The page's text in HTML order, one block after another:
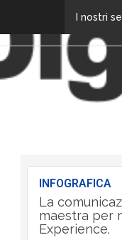
I nostri
INFOGRAFICA
La
maestra per
Experience.